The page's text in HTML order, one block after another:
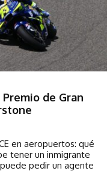
de Gran
en aeropuertos: qué
tener un inmigrante
pedir un agente